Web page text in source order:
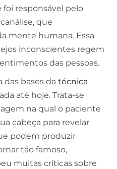
foi responsável pelo
que
mente humana. Essa
inconscientes regem
das pessoas.
bases da técnica
até hoje. Trata-se
na qual o paciente
cabeça para revelar
podem produzir
tão famoso,
muitas críticas sobre